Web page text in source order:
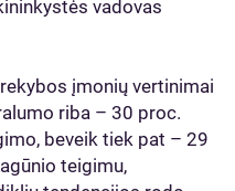
vadovas
įmonių vertinimai
riba – 30 proc.
beveik tiek pat – 29
teigimu,